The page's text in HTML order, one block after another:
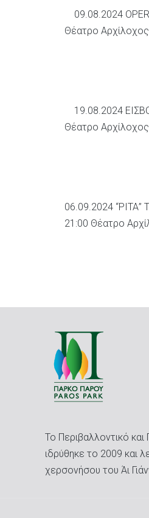
09.08.2024
Θέατρο Αρχίλοχος
19.08.2024
Θέατρο
06.09.2024
21:00 Θέατρο
Το Περιβαλλοντικό και
ιδρύθηκε το 2009 και
χερσονήσου του Άι